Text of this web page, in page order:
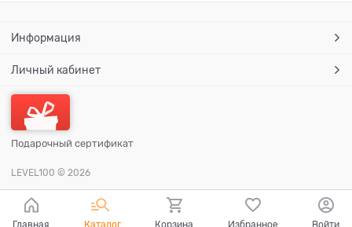
Информация
Личный кабинет
Подарочный сертификат
LEVEL100 © 2026